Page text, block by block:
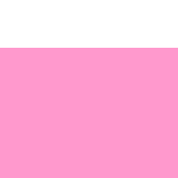
produit